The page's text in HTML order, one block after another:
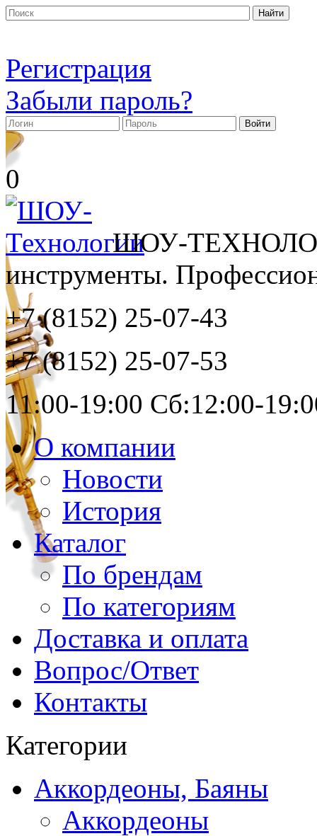
Регистрация
Забыли пароль?
0
ШОУ-
инструменты.
+7 (8152) 25-07-43
+7 (8152) 25-07-53
11:00-19:00 Сб:12:00-
О компании
Новости
История
Каталог
По брендам
По категориям
Доставка и оплата
Вопрос/Ответ
Контакты
Категории
Аккордеоны, Баяны
Аккордеоны